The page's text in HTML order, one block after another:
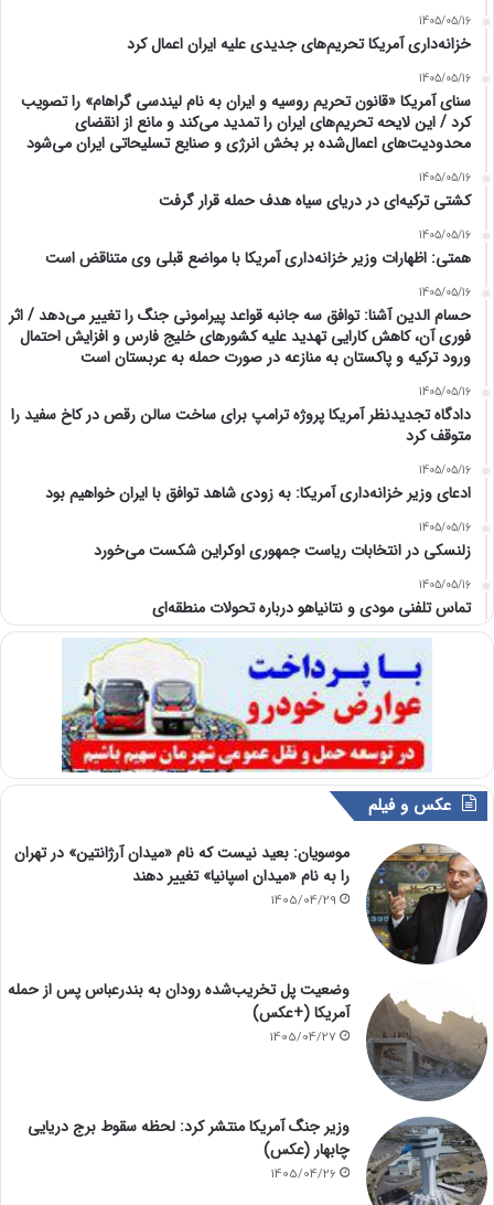
1405/05/16
خزانه‌داری آمریکا تحریم‌های جدیدی علیه ایران اعمال کرد
1405/05/16
سنای آمریکا «قانون تحریم روسیه و ایران به نام لیندسی گراهام» را تصویب
کرد / این لایحه تحریم‌های ایران را تمدید می‌کند و مانع از انقضای
محدودیت‌های اعمال‌شده بر بخش انرژی و صنایع تسلیحاتی ایران می‌شود
1405/05/16
کشتی ترکیه‌ای در دریای سیاه هدف حمله قرار گرفت
1405/05/16
همتی: اظهارات وزیر خزانه‌داری آمریکا با مواضع قبلی وی متناقض است
1405/05/16
حسام الدین آشنا: توافق سه جانبه قواعد پیرامونی جنگ را تغییر می‌دهد / اثر
فوری آن، کاهش کارایی تهدید علیه کشور‌های خلیج فارس و افزایش احتمال
ورود ترکیه و پاکستان به منازعه در صورت حمله به عربستان است
1405/05/16
دادگاه تجدیدنظر آمریکا پروژه ترامپ برای ساخت سالن رقص در کاخ سفید را
متوقف کرد
1405/05/16
ادعای وزیر خزانه‌داری آمریکا: به زودی شاهد توافق با ایران خواهیم بود
1405/05/16
زلنسکی در انتخابات ریاست جمهوری اوکراین شکست می‌خورد
1405/05/16
تماس تلفنی مودی و نتانیاهو درباره تحولات منطقه‌ای
عکس و فیلم
موسویان: بعید نیست که نام «میدان آرژانتین» در تهران
را به نام «میدان اسپانیا» تغییر دهند
1405/04/29
وضعیت پل تخریب‌شده رودان به بندرعباس پس از حمله
آمریکا (+عکس)
1405/04/27
وزیر جنگ آمریکا منتشر کرد: لحظه سقوط برج دریایی
چابهار (عکس)
1405/04/26